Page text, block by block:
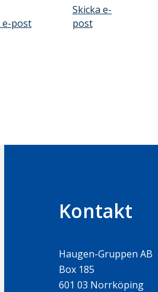
e-post
Skicka e-
post
Kontakt
Haugen-Gruppen AB
Box 185
601 03 Norrköping